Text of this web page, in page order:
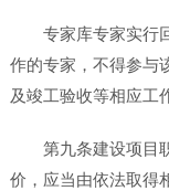
专家库专家实行
作的专家，不得参与
及竣工验收等相应工
第九条建设项目
价，应当由依法取得